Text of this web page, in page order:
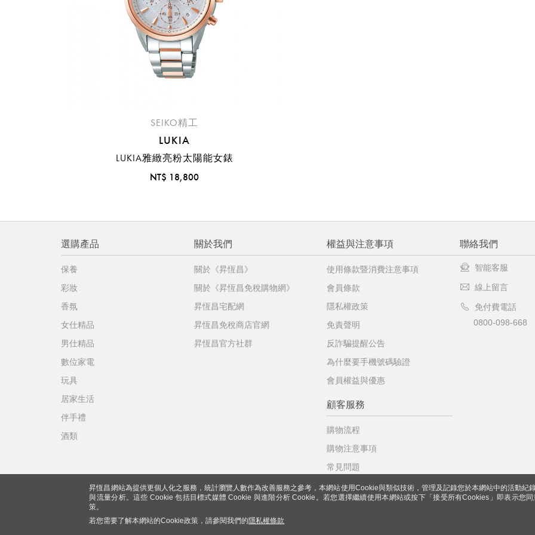
SEIKO精工
LUKIA
LUKIA雅緻亮粉太陽能女錶
NT$ 18,800
昇恆昌網站為提供更個人化之服務，統計瀏覽人數作為改善服務之參考，本網站使用Cookie與類似技術，管理及記錄您於本網站中的活動紀
與流量分析。這些 Cookie 包括目標式媒體 Cookie 與進階分析 Cookie。若您選擇繼續使用本網站或按下「接受所有Cookies」即表示您
策。
若您需要了解本網站的Cookie政策，請參閱我們的隱私權條款
選購產品
保養
彩妝
香氛
女仕精品
男仕精品
數位家電
玩具
居家生活
伴手禮
酒類
關於我們
關於《昇恆昌》
關於《昇恆昌免稅購物網》
昇恆昌宅配網
昇恆昌免稅商店官網
昇恆昌官方社群
權益與注意事項
使用條款暨消費注意事項
會員條款
隱私權政策
免責聲明
反詐騙提醒公告
為什麼要手機號碼驗證
會員權益與優惠
顧客服務
購物流程
購物注意事項
常見問題
聯絡我們
智能客服
線上留言
免付費電話
0800-098-668